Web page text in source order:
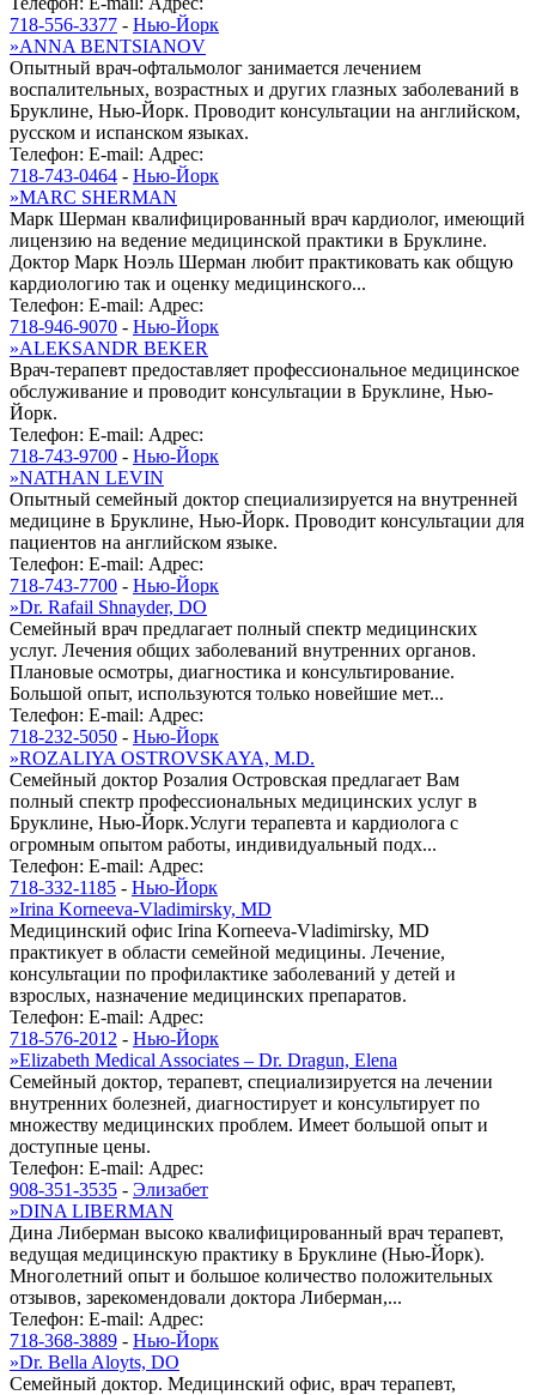
718-556-3377 - Нью-Йорк
»ANNA BENTSIANOV
Опытный врач-офтальмолог занимается лечением
воспалительных, возрастных и других глазных заболеваний в
Бруклине, Нью-Йорк. Проводит консультации на английском,
русском и испанском языках.
Телефон: E-mail: Адрес:
718-743-0464 - Нью-Йорк
»MARC SHERMAN
Марк Шерман квалифицированный врач кардиолог, имеющий
лицензию на ведение медицинской практики в Бруклине.
Доктор Марк Ноэль Шерман любит практиковать как общую
кардиологию так и оценку медицинского...
Телефон: E-mail: Адрес:
718-946-9070 - Нью-Йорк
»ALEKSANDR BEKER
Врач-терапевт предоставляет профессиональное медицинское
обслуживание и проводит консультации в Бруклине, Нью-
Йорк.
Телефон: E-mail: Адрес:
718-743-9700 - Нью-Йорк
»NATHAN LEVIN
Опытный семейный доктор специализируется на внутренней
медицине в Бруклине, Нью-Йорк. Проводит консультации для
пациентов на английском языке.
Телефон: E-mail: Адрес:
718-743-7700 - Нью-Йорк
»Dr. Rafail Shnayder, DO
Семейный врач предлагает полный спектр медицинских
услуг. Лечения общих заболеваний внутренних органов.
Плановые осмотры, диагностика и консультирование.
Большой опыт, используются только новейшие мет...
Телефон: E-mail: Адрес:
718-232-5050 - Нью-Йорк
»ROZALIYA OSTROVSKAYA, M.D.
Семейный доктор Розалия Островская предлагает Вам
полный спектр профессиональных медицинских услуг в
Бруклине, Нью-Йорк.Услуги терапевта и кардиолога с
огромным опытом работы, индивидуальный подх...
Телефон: E-mail: Адрес:
718-332-1185 - Нью-Йорк
»Irina Korneeva-Vladimirsky, MD
Медицинский офис Irina Korneeva-Vladimirsky, MD
практикует в области семейной медицины. Лечение,
консультации по профилактике заболеваний у детей и
взрослых, назначение медицинских препаратов.
Телефон: E-mail: Адрес:
718-576-2012 - Нью-Йорк
»Elizabeth Medical Associates – Dr. Dragun, Elena
Семейный доктор, терапевт, специализируется на лечении
внутренних болезней, диагностирует и консультирует по
множеству медицинских проблем. Имеет большой опыт и
доступные цены.
Телефон: E-mail: Адрес:
908-351-3535 - Элизабет
»DINA LIBERMAN
Дина Либерман высоко квалифицированный врач терапевт,
ведущая медицинскую практику в Бруклине (Нью-Йорк).
Многолетний опыт и большое количество положительных
отзывов, зарекомендовали доктора Либерман,...
Телефон: E-mail: Адрес:
718-368-3889 - Нью-Йорк
»Dr. Bella Aloyts, DO
Семейный доктор. Медицинский офис, врач терапевт,